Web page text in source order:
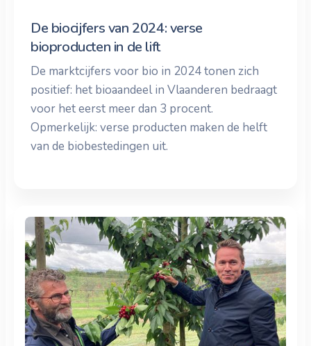
De biocijfers van 2024: verse
bioproducten in de lift
De marktcijfers voor bio in 2024 tonen zich
positief: het bioaandeel in Vlaanderen bedraagt
voor het eerst meer dan 3 procent.
Opmerkelijk: verse producten maken de helft
van de biobestedingen uit.